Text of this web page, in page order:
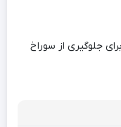
جلوگیری از سوراخ